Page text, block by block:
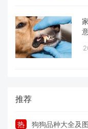
推荐
热 狗狗品种大全及